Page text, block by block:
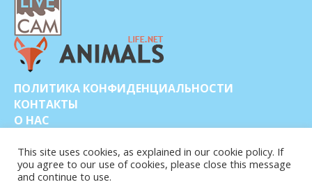
ПОЛИТИКА КОНФИДЕНЦИАЛЬНОСТИ
КОНТАКТЫ
О НАС
This site uses cookies, as explained in our cookie policy. If
you agree to our use of cookies, please close this message
and continue to use.